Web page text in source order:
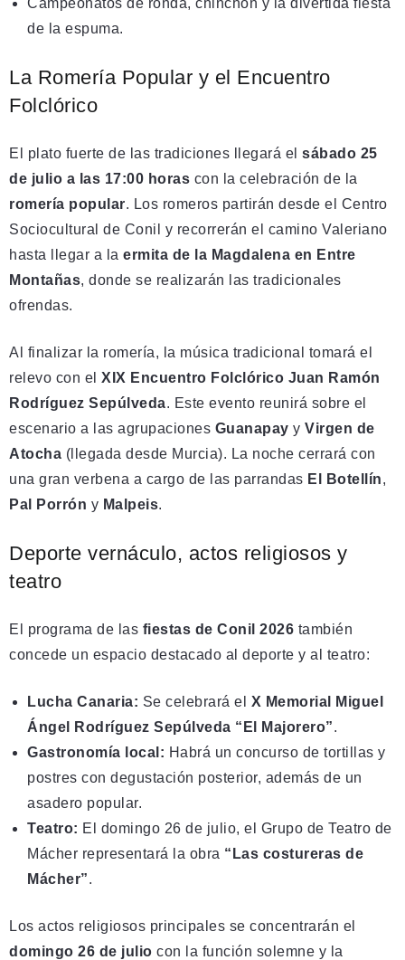
de la espuma.
La Romería Popular y el Encuentro
Folclórico
El plato fuerte de las tradiciones llegará el sábado 25
de julio a las 17:00 horas con la celebración de la
romería popular. Los romeros partirán desde el Centro
Sociocultural de Conil y recorrerán el camino Valeriano
hasta llegar a la ermita de la Magdalena en Entre
Montañas, donde se realizarán las tradicionales
ofrendas.
Al finalizar la romería, la música tradicional tomará el
relevo con el XIX Encuentro Folclórico Juan Ramón
Rodríguez Sepúlveda. Este evento reunirá sobre el
escenario a las agrupaciones Guanapay y Virgen de
Atocha (llegada desde Murcia). La noche cerrará con
una gran verbena a cargo de las parrandas El Botellín,
Pal Porrón y Malpeis.
Deporte vernáculo, actos religiosos y
teatro
El programa de las fiestas de Conil 2026 también
concede un espacio destacado al deporte y al teatro:
Lucha Canaria: Se celebrará el X Memorial Miguel
Ángel Rodríguez Sepúlveda “El Majorero”.
Gastronomía local: Habrá un concurso de tortillas y
postres con degustación posterior, además de un
asadero popular.
Teatro: El domingo 26 de julio, el Grupo de Teatro de
Mácher representará la obra “Las costureras de
Mácher”.
Los actos religiosos principales se concentrarán el
domingo 26 de julio con la función solemne y la